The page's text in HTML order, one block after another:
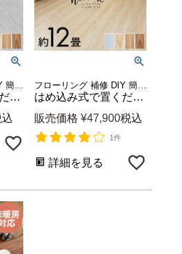
フローリング 補修 DIY 簡単 リフォーム 軽い 店舗 カフェ レストラン オフィス 土足 可能 ホットカーペット対応 リビング ダイニング キッチン 寝室 子供部屋 リゾート アジアン nature
はめ込み式で置くだけ簡単な木目調フロアタイル natureシリーズ 18枚セット 約1.5畳分 全4色 [set18-84263]
フローリング 補修 DIY 簡単 リフォーム 軽い 店舗 カフェ レストラン オフィス 土足 可能 ホットカーペット対応 リビング ダイニング キッチン 寝室 子供部屋 リゾート アジアン nature
はめ込み式で置くだけ簡単な木目調フロアタイル 144枚セット 約12畳分 nature ナチュール [set144-84263]
販売価格 ¥47,900税込
1件
詳細を見る